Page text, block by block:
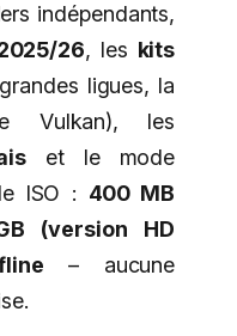
indépendants,
26, les kits
ligues, la
Vulkan), les
et le mode
ISO : 400 MB
(version HD
– aucune